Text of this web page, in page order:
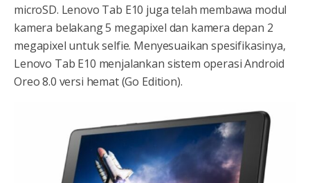
microSD. Lenovo Tab E10 juga telah membawa modul
kamera belakang 5 megapixel dan kamera depan 2
megapixel untuk selfie. Menyesuaikan spesifikasinya,
Lenovo Tab E10 menjalankan sistem operasi Android
Oreo 8.0 versi hemat (Go Edition).